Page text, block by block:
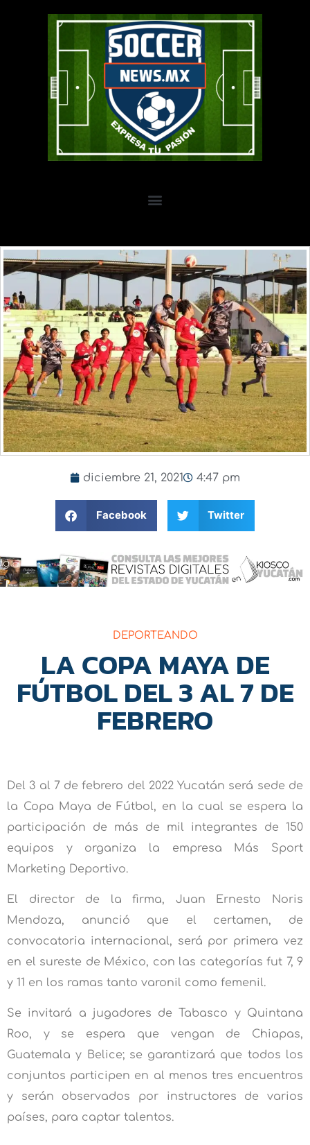
diciembre 21, 2021 4:47 pm
Facebook Twitter
DEPORTEANDO
LA COPA MAYA DE
FÚTBOL DEL 3 AL 7 DE
FEBRERO
Del 3 al 7 de febrero del 2022 Yucatán será sede de
la Copa Maya de Fútbol, en la cual se espera la
participación de más de mil integrantes de 150
equipos y organiza la empresa Más Sport
Marketing Deportivo.
El director de la firma, Juan Ernesto Noris
Mendoza, anunció que el certamen, de
convocatoria internacional, será por primera vez
en el sureste de México, con las categorías fut 7, 9
y 11 en los ramas tanto varonil como femenil.
Se invitará a jugadores de Tabasco y Quintana
Roo, y se espera que vengan de Chiapas,
Guatemala y Belice; se garantizará que todos los
conjuntos participen en al menos tres encuentros
y serán observados por instructores de varios
países, para captar talentos.